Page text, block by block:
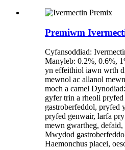
Premiwm
Cyfansoddiad:
Manyleb: 0.2%, 0.6%,
yn effeithiol iawn wrth
mewnol ac allanol
moch a camel
gyfer trin a rheoli
gastroberfeddol, pryfed
pryfed genwair, larfa
mewn gwartheg, defaid,
Mwydod
Haemonchus placei,